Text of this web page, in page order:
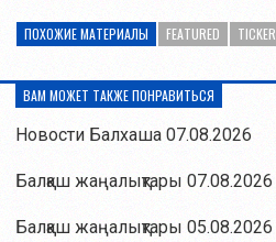
ПОХОЖИЕ МАТЕРИАЛЫ FEATURED TICKER
ВАМ МОЖЕТ ТАКЖЕ ПОНРАВИТЬСЯ
Новости Балхаша 07.08.2026
Балқаш жаңалықтары 07.08.2026
Балқаш жаңалықтары 05.08.2026